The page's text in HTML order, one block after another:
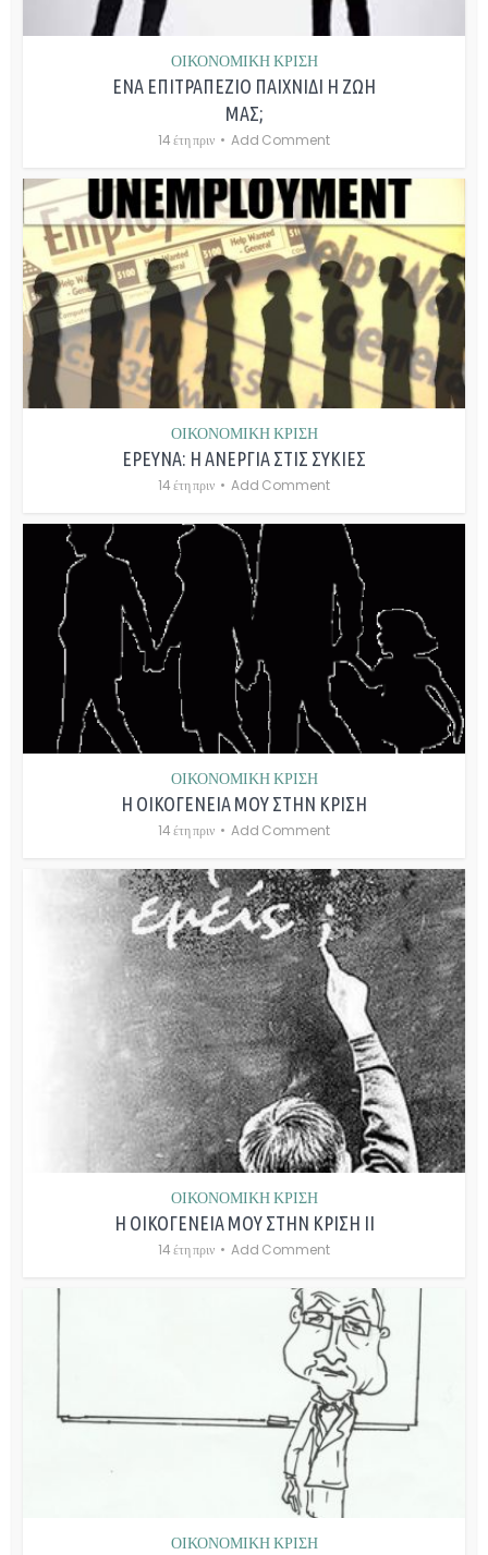
ΟΙΚΟΝΟΜΙΚΗ ΚΡΙΣΗ
ΕΝΑ ΕΠΙΤΡΑΠΕΖΙΟ ΠΑΙΧΝΙΔΙ Η ΖΩΗ
ΜΑΣ;
14 έτη πριν Add Comment
ΟΙΚΟΝΟΜΙΚΗ ΚΡΙΣΗ
ΕΡΕΥΝΑ: Η ΑΝΕΡΓΙΑ ΣΤΙΣ ΣΥΚΙΕΣ
14 έτη πριν Add Comment
ΟΙΚΟΝΟΜΙΚΗ ΚΡΙΣΗ
Η ΟΙΚΟΓΕΝΕΙΑ ΜΟΥ ΣΤΗΝ ΚΡΙΣΗ
14 έτη πριν Add Comment
ΟΙΚΟΝΟΜΙΚΗ ΚΡΙΣΗ
Η ΟΙΚΟΓΕΝΕΙΑ ΜΟΥ ΣΤΗΝ ΚΡΙΣΗ ΙΙ
14 έτη πριν Add Comment
ΟΙΚΟΝΟΜΙΚΗ ΚΡΙΣΗ